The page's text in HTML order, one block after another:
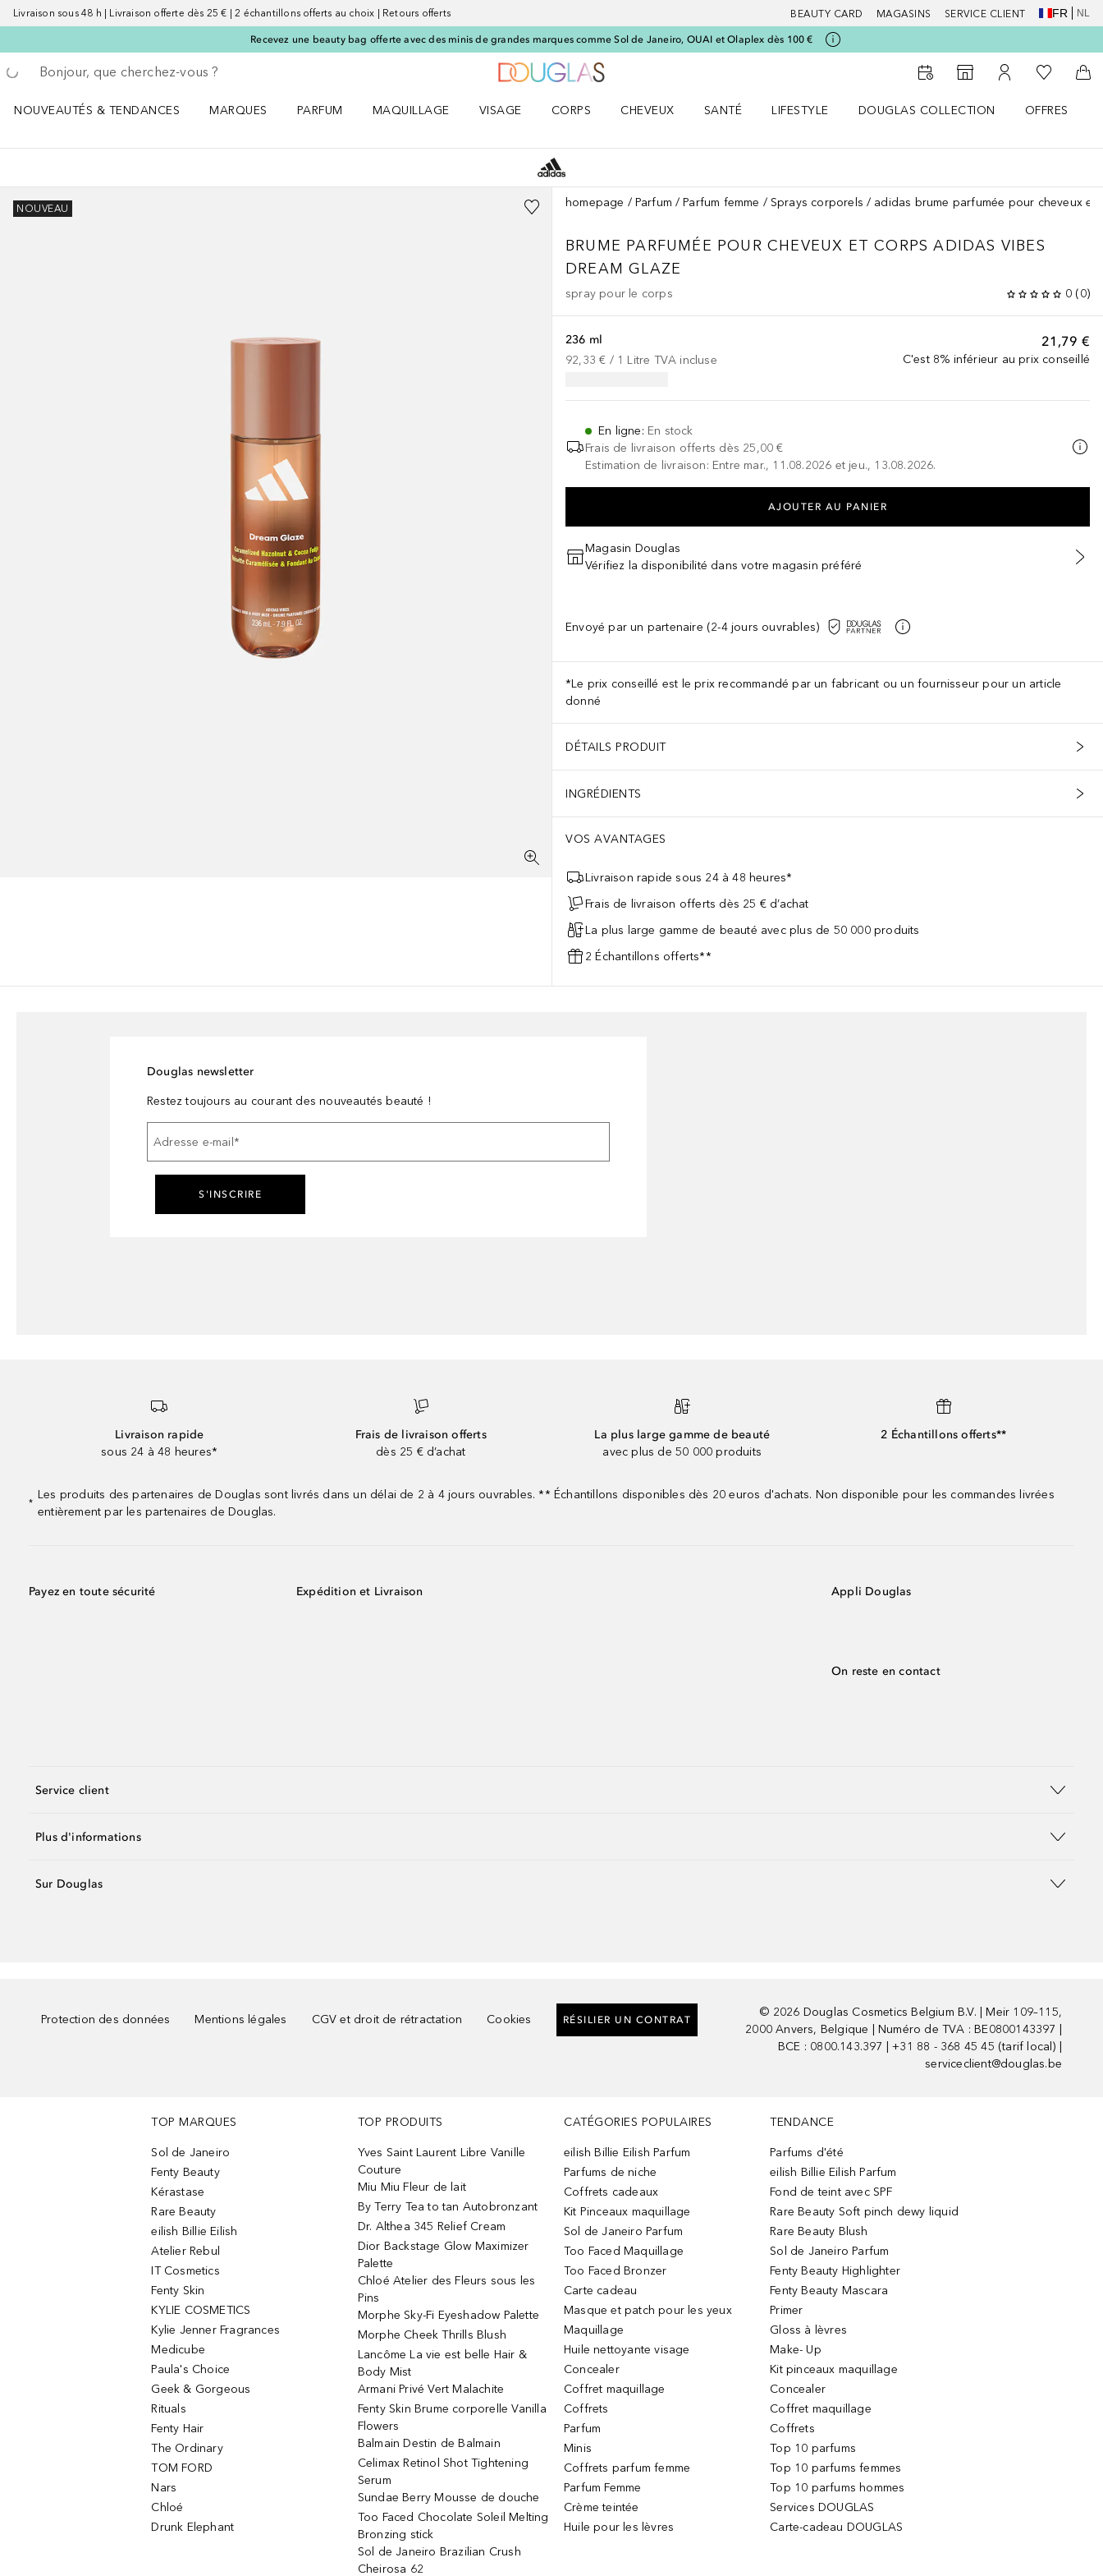
Livraison sous 48 h | Livraison offerte dès 25 € | 2 échantillons offerts au choix | Retours offerts BEAUTY CARD MAGASINS SERVICE CLIENT FR NL
Recevez une beauty bag offerte avec des minis de grandes marques comme Sol de Janeiro, OUAI et Olaplex dès 100 €
Retourner
Effectuer la recherche
Vers le Storefinder
Vers Mon Compte
Vers Ma
NOUVEAUTÉS & TENDANCES
MARQUES
PARFUM
MAQUILLAGE
VISAGE
CORPS
CHEVEUX
SANTÉ
LIFESTYLE
DOUGLAS COLLECTION
OFFRES
NOUVEAU homepage Parfum Parfum femme Sprays corporels adidas brume parfumée pour cheveux et
BRUME PARFUMÉE POUR CHEVEUX ET CORPS ADIDAS VIBES
DREAM GLAZE
spray pour le corps 0 (0)
21,79 €
C'est 8% inférieur au prix conseillé
236 ml
92,33 € / 1 Litre TVA incluse
En ligne: En stock
Frais de livraison offerts dès 25,00 €
Estimation de livraison: Entre mar., 11.08.2026 et jeu., 13.08.2026.
AJOUTER AU PANIER
Magasin Douglas
Vérifiez la disponibilité dans votre magasin préféré
Envoyé par un partenaire (2-4 jours ouvrables)
*Le prix conseillé est le prix recommandé par un fabricant ou un fournisseur pour un article
donné
DÉTAILS PRODUIT
INGRÉDIENTS
VOS AVANTAGES
Livraison rapide sous 24 à 48 heures*
Frais de livraison offerts dès 25 € d’achat
La plus large gamme de beauté avec plus de 50 000 produits
2 Échantillons offerts**
Douglas newsletter
Restez toujours au courant des nouveautés beauté !
Adresse e-mail *
S'INSCRIRE
Livraison rapide
sous 24 à 48 heures*
Frais de livraison offerts
dès 25 € d’achat
La plus large gamme de beauté
avec plus de 50 000 produits
2 Échantillons offerts**
*
Les produits des partenaires de Douglas sont livrés dans un délai de 2 à 4 jours ouvrables. ** Échantillons disponibles dès 20 euros d'achats. Non disponible pour les commandes livrées
entièrement par les partenaires de Douglas.
Payez en toute sécurité Expédition et Livraison Appli Douglas
On reste en contact
Service client
Plus d'informations
Sur Douglas
Protection des données Mentions légales CGV et droit de rétractation Cookies RÉSILIER UN CONTRAT
© 2026 Douglas Cosmetics Belgium B.V. | Meir 109–115,
2000 Anvers, Belgique | Numéro de TVA : BE0800143397 |
BCE : 0800.143.397 | +31 88 - 368 45 45 (tarif local) |
serviceclient@douglas.be
TOP MARQUES
Sol de Janeiro
Fenty Beauty
Kérastase
Rare Beauty
eilish Billie Eilish
Atelier Rebul
IT Cosmetics
Fenty Skin
KYLIE COSMETICS
Kylie Jenner Fragrances
Medicube
Paula's Choice
Geek & Gorgeous
Rituals
Fenty Hair
The Ordinary
TOM FORD
Nars
Chloé
Drunk Elephant
TOP PRODUITS
Yves Saint Laurent Libre Vanille
Couture
Miu Miu Fleur de lait
By Terry Tea to tan Autobronzant
Dr. Althea 345 Relief Cream
Dior Backstage Glow Maximizer
Palette
Chloé Atelier des Fleurs sous les
Pins
Morphe Sky-Fi Eyeshadow Palette
Morphe Cheek Thrills Blush
Lancôme La vie est belle Hair &
Body Mist
Armani Privé Vert Malachite
Fenty Skin Brume corporelle Vanilla
Flowers
Balmain Destin de Balmain
Celimax Retinol Shot Tightening
Serum
Sundae Berry Mousse de douche
Too Faced Chocolate Soleil Melting
Bronzing stick
Sol de Janeiro Brazilian Crush
Cheirosa 62
CATÉGORIES POPULAIRES
eilish Billie Eilish Parfum
Parfums de niche
Coffrets cadeaux
Kit Pinceaux maquillage
Sol de Janeiro Parfum
Too Faced Maquillage
Too Faced Bronzer
Carte cadeau
Masque et patch pour les yeux
Maquillage
Huile nettoyante visage
Concealer
Coffret maquillage
Coffrets
Parfum
Minis
Coffrets parfum femme
Parfum Femme
Crème teintée
Huile pour les lèvres
TENDANCE
Parfums d'été
eilish Billie Eilish Parfum
Fond de teint avec SPF
Rare Beauty Soft pinch dewy liquid
Rare Beauty Blush
Sol de Janeiro Parfum
Fenty Beauty Highlighter
Fenty Beauty Mascara
Primer
Gloss à lèvres
Make- Up
Kit pinceaux maquillage
Concealer
Coffret maquillage
Coffrets
Top 10 parfums
Top 10 parfums femmes
Top 10 parfums hommes
Services DOUGLAS
Carte-cadeau DOUGLAS